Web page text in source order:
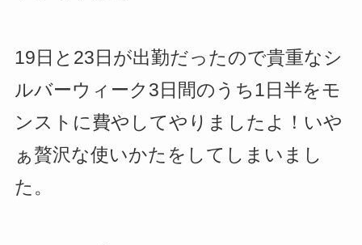
19日と23日が出勤だったので貴重なシ
ルバーウィーク3日間のうち1日半をモ
ンストに費やしてやりましたよ！いや
ぁ贅沢な使いかたをしてしまいまし
た。